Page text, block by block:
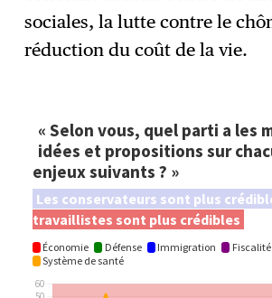
sociales, la lutte contre le
réduction du coût de la vie.